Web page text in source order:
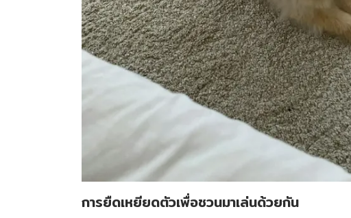
การยืดเหยียดตัวเพื่อชวนมาเล่นด้วยกัน